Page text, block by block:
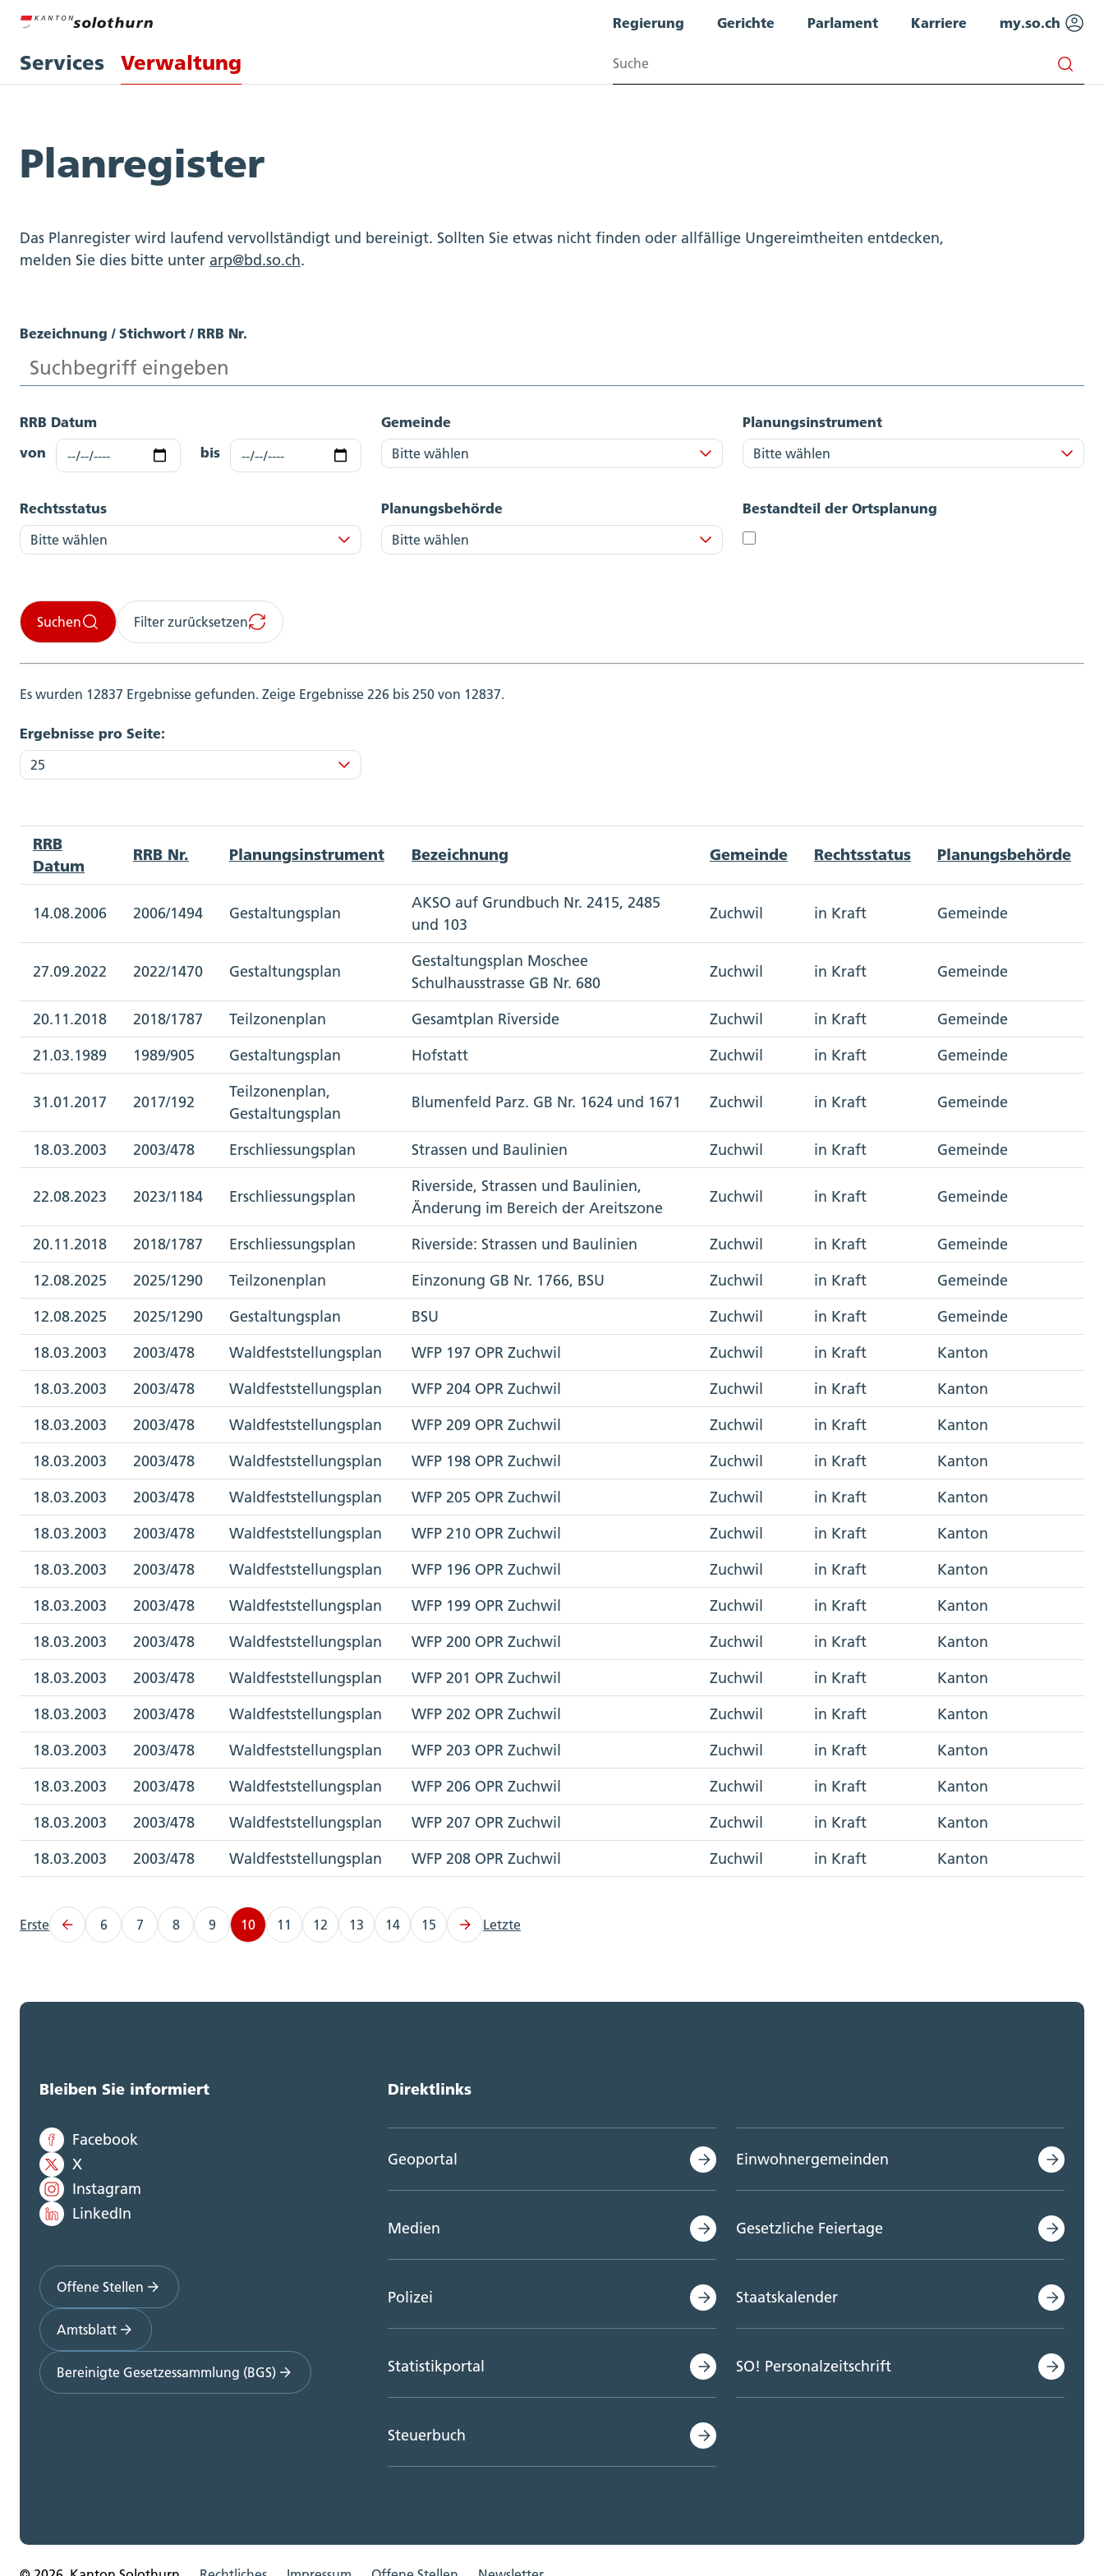
Services Verwaltung
Regierung Gerichte Parlament Karriere my.so.ch
Suchen
Planregister
Das Planregister wird laufend vervollständigt und bereinigt. Sollten Sie etwas nicht finden oder allfällige Ungereimtheiten entdecken,
melden Sie dies bitte unter arp@bd.so.ch.
Bezeichnung / Stichwort / RRB Nr.
RRB Datum
von
bis
Gemeinde Planungsinstrument
Rechtsstatus Planungsbehörde Bestandteil der Ortsplanung
Suchen Filter zurücksetzen
Es wurden 12837 Ergebnisse gefunden. Zeige Ergebnisse 226 bis 250 von 12837.
Ergebnisse pro Seite:
RRB
Datum
RRB Nr. Planungsinstrument Bezeichnung Gemeinde Rechtsstatus Planungsbehörde
14.08.2006 2006/1494 Gestaltungsplan
AKSO auf Grundbuch Nr. 2415, 2485
und 103
Zuchwil in Kraft Gemeinde
27.09.2022 2022/1470 Gestaltungsplan
Gestaltungsplan Moschee
Schulhausstrasse GB Nr. 680
Zuchwil in Kraft Gemeinde
20.11.2018 2018/1787 Teilzonenplan Gesamtplan Riverside Zuchwil in Kraft
Gemeinde
21.03.1989
1989/905 Gestaltungsplan Hofstatt Zuchwil in Kraft Gemeinde
31.01.2017 2017/192
Teilzonenplan,
Gestaltungsplan
Blumenfeld Parz. GB Nr. 1624 und 1671 Zuchwil in Kraft Gemeinde
18.03.2003 2003/478 Erschliessungsplan Strassen und Baulinien Zuchwil in Kraft Gemeinde
22.08.2023 2023/1184 Erschliessungsplan
Riverside, Strassen und Baulinien,
Änderung im Bereich der Areitszone
Zuchwil in Kraft Gemeinde
20.11.2018 2018/1787 Erschliessungsplan Riverside: Strassen und Baulinien Zuchwil in Kraft
Gemeinde
12.08.2025
2025/1290 Teilzonenplan Einzonung GB Nr. 1766, BSU Zuchwil in Kraft
Gemeinde
12.08.2025
2025/1290 Gestaltungsplan BSU Zuchwil in Kraft
Gemeinde
18.03.2003
2003/478 Waldfeststellungsplan WFP 197 OPR Zuchwil Zuchwil in Kraft
Kanton
18.03.2003
2003/478 Waldfeststellungsplan WFP 204 OPR Zuchwil Zuchwil in Kraft
Kanton
18.03.2003
2003/478 Waldfeststellungsplan WFP 209 OPR Zuchwil Zuchwil in Kraft
Kanton
18.03.2003
2003/478 Waldfeststellungsplan WFP 198 OPR Zuchwil Zuchwil in Kraft
Kanton
18.03.2003
2003/478 Waldfeststellungsplan WFP 205 OPR Zuchwil Zuchwil in Kraft
Kanton
18.03.2003
2003/478 Waldfeststellungsplan WFP 210 OPR Zuchwil Zuchwil in Kraft
Kanton
18.03.2003
2003/478 Waldfeststellungsplan WFP 196 OPR Zuchwil Zuchwil in Kraft
Kanton
18.03.2003
2003/478 Waldfeststellungsplan WFP 199 OPR Zuchwil Zuchwil in Kraft
Kanton
18.03.2003
2003/478 Waldfeststellungsplan WFP 200 OPR Zuchwil Zuchwil in Kraft
Kanton
18.03.2003
2003/478 Waldfeststellungsplan WFP 201 OPR Zuchwil Zuchwil in Kraft
Kanton
18.03.2003
2003/478 Waldfeststellungsplan WFP 202 OPR Zuchwil Zuchwil in Kraft
Kanton
18.03.2003
2003/478 Waldfeststellungsplan WFP 203 OPR Zuchwil Zuchwil in Kraft
Kanton
18.03.2003
2003/478 Waldfeststellungsplan WFP 206 OPR Zuchwil Zuchwil in Kraft
Kanton
18.03.2003
2003/478 Waldfeststellungsplan WFP 207 OPR Zuchwil Zuchwil in Kraft
Kanton
18.03.2003
2003/478 Waldfeststellungsplan WFP 208 OPR Zuchwil Zuchwil in Kraft Kanton
Erste 6 7 8 9 10 11 12 13 14 15 Letzte
Bleiben Sie informiert
Facebook
X
Instagram
LinkedIn
Offene Stellen
Amtsblatt
Bereinigte Gesetzessammlung (BGS)
Direktlinks
Geoportal
Medien
Polizei
Statistikportal
Steuerbuch
Einwohnergemeinden
Gesetzliche Feiertage
Staatskalender
SO! Personalzeitschrift